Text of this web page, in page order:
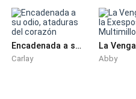
Encadenada a su odio, ataduras del corazón
Carlay Abby